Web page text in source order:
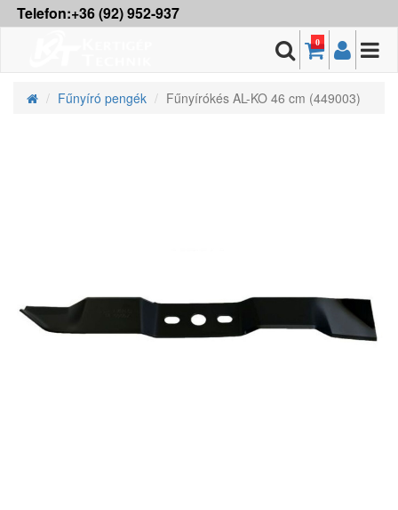
Telefon:+36 (92) 952-937
0
Fűnyíró pengék Fűnyírókés AL-KO 46 cm (449003)